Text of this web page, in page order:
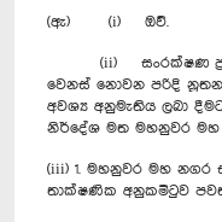
(ඇ) (i) ඔව්.
(ii) සංරක්ෂණ
වෙනස් නොවන පරිදි
අවශ්‍ය අනුමැතිය ලබා
නිර්දේශ මත මහනුවර
(iii) 1. මහනුවර මහ
තාක්ෂණික අනුකමිටුව